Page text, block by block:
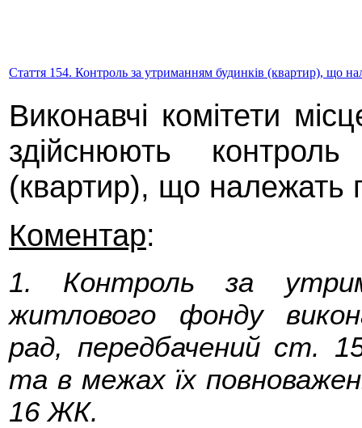
Стаття 154. Контроль за утриманням будинків (квартир), що
Виконавчі комітети
здійснюють
(квартир), що належать
Коментар:
1. Контроль за
житлового фонду
рад, передбачений ст.
та в межах їх
16 ЖК.